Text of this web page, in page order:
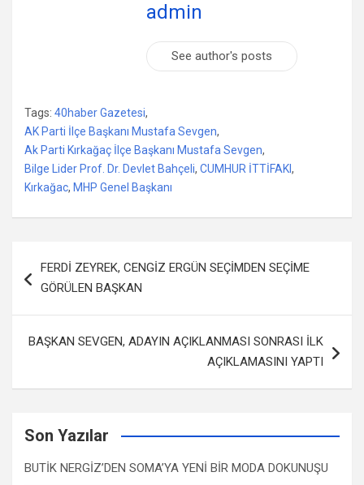
admin
See author's posts
Tags: 40haber Gazetesi,
AK Parti İlçe Başkanı Mustafa Sevgen,
Ak Parti Kırkağaç İlçe Başkanı Mustafa Sevgen,
Bilge Lider Prof. Dr. Devlet Bahçeli, CUMHUR İTTİFAKI,
Kırkağac, MHP Genel Başkanı
dolaşımı
FERDİ ZEYREK, CENGİZ ERGÜN SEÇİMDEN SEÇİME
GÖRÜLEN BAŞKAN
BAŞKAN SEVGEN, ADAYIN AÇIKLANMASI SONRASI İLK
AÇIKLAMASINI YAPTI
Son Yazılar
BUTİK NERGİZ’DEN SOMA’YA YENİ BİR MODA DOKUNUŞU